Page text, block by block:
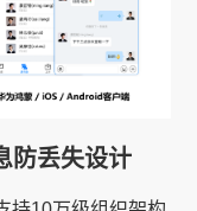
防丢失设计